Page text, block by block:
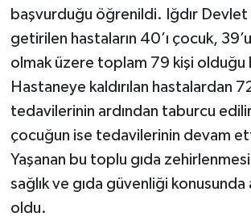
başvurduğu öğrenildi. Iğdır
getirilen hastaların 40’ı çocuk,
olmak üzere toplam 79 kişi
Hastaneye kaldırılan hastalardan
tedavilerinin ardından taburcu
çocuğun ise tedavilerinin devam
Yaşanan bu toplu gıda
sağlık ve gıda güvenliği
oldu.
Varto